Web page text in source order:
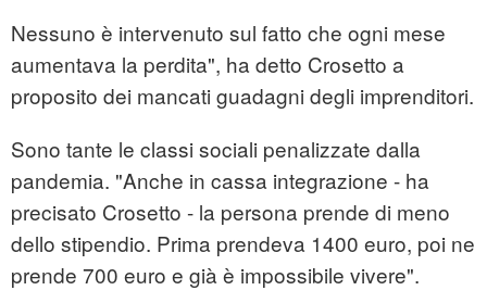
Nessuno è intervenuto sul fatto che ogni mese
aumentava la perdita", ha detto Crosetto a
proposito dei mancati guadagni degli imprenditori.
Sono tante le classi sociali penalizzate dalla
pandemia. "Anche in cassa integrazione - ha
precisato Crosetto - la persona prende di meno
dello stipendio. Prima prendeva 1400 euro, poi ne
prende 700 euro e già è impossibile vivere".